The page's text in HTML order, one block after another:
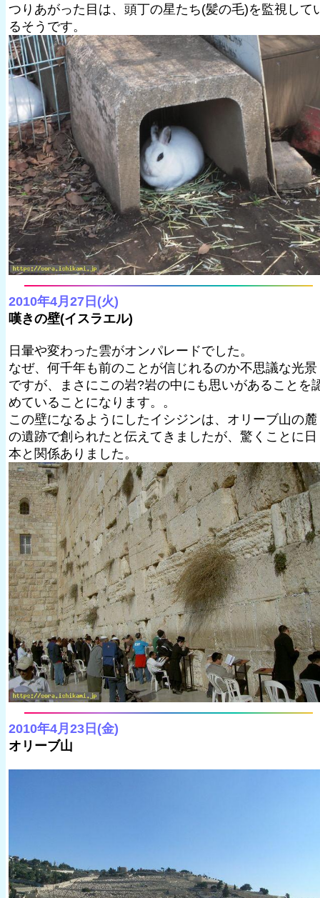
つりあがった目は、頭丁の星たち(髪の毛)を監視して
るそうです。
2010年4月27日(火)
嘆きの壁(イスラエル)
日暈や変わった雲がオンパレードでした。
なぜ、何千年も前のことが信じれるのか不思議な光景
ですが、まさにこの岩?岩の中にも思いがあることを
めていることになります。。
この壁になるようにしたイシジンは、オリーブ山の麓
の遺跡で創られたと伝えてきましたが、驚くことに日
本と関係ありました。
2010年4月23日(金)
オリーブ山